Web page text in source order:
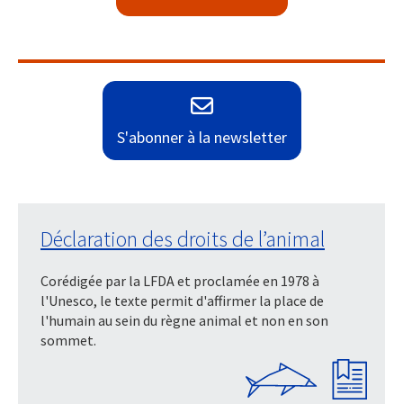
S'abonner à la newsletter
Déclaration des droits de l’animal
Corédigée par la LFDA et proclamée en 1978 à
l'Unesco, le texte permit d'affirmer la place de
l'humain au sein du règne animal et non en son
sommet.